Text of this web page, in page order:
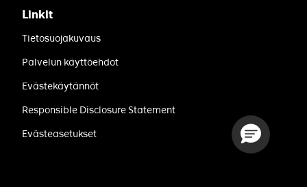
Linkit
Tietosuojakuvaus
Palvelun käyttöehdot
Evästekäytännöt
Responsible Disclosure Statement
Evästeasetukset